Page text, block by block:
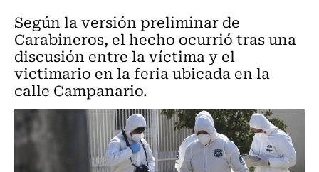
Según la versión preliminar de
Carabineros, el hecho ocurrió tras una
discusión entre la víctima y el
victimario en la feria ubicada en la
calle Campanario.